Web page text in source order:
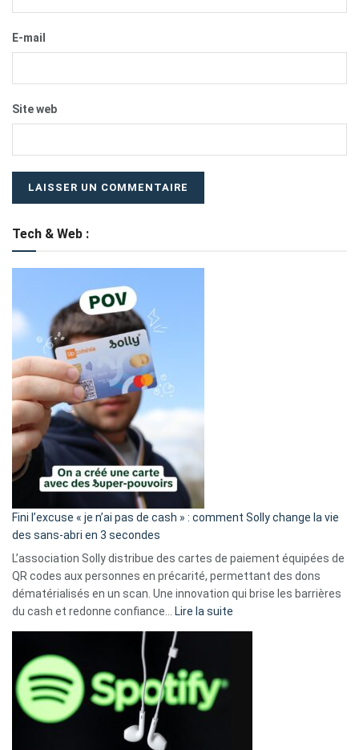
E-mail
Site web
Tech & Web :
Fini l’excuse « je n’ai pas de cash » : comment Solly change la vie
des sans-abri en 3 secondes
L’association Solly distribue des cartes de paiement équipées de
QR codes aux personnes en précarité, permettant des dons
dématérialisés en un scan. Une innovation qui brise les barrières
du cash et redonne confiance…
Lire la suite